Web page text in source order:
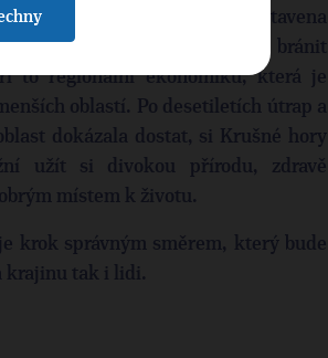
která byla v roce 2010 postavena
Zároveň to ale nebude bránit
to regionální ekonomiku, která je
oblastí. Po desetiletích útrap a
dokázala dostat, si Krušné hory
užít si divokou přírodu, zdravě
místem k životu.
krok správným směrem, který bude
krajinu tak i lidi.